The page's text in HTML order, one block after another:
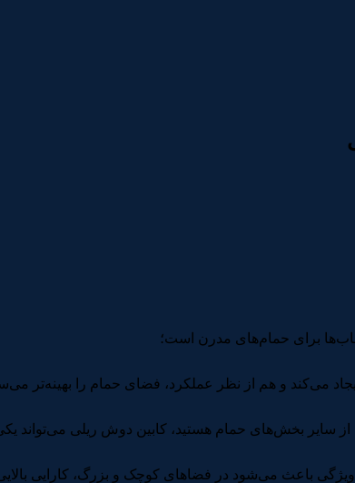
برای حمام‌های مدرن است؛
می‌کند و هم از نظر عملکرد، فضای حمام را بهینه‌تر
سایر بخش‌های حمام هستید، کابین دوش ریلی می‌تواند یکی
باعث می‌شود در فضاهای کوچک و بزرگ، کارایی